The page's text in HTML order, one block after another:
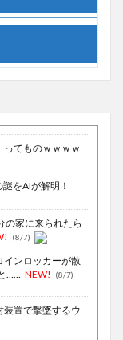
てものｗｗｗｗ
をAIが解明！
の家に来られたら
(8/7)
インロッカーが散
……
NEW! (8/7)
装置で撃墜するウ